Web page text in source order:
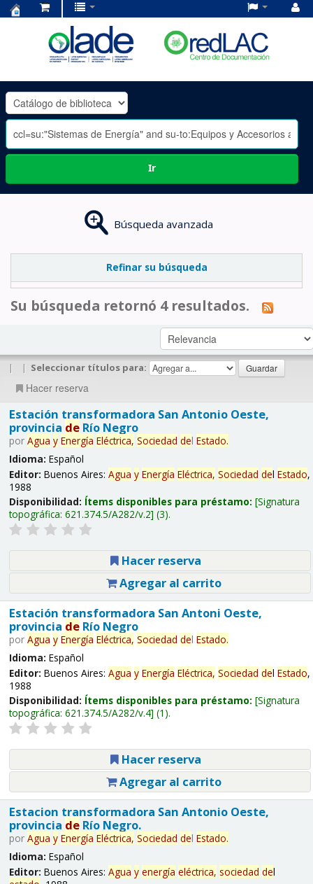
OLADE
-
Ir
Búsqueda avanzada
Refinar su búsqueda
Su búsqueda retornó 4 resultados.
| | Seleccionar títulos para:
Hacer reserva
Estación transformadora San Antonio Oeste,
provincia deRío Negro
por Agua y Energía Eléctrica, Sociedad del Estado.
Idioma: Español
Editor: Buenos Aires: Agua y Energía Eléctrica, Sociedad del Estado,
1988
Disponibilidad: Ítems disponibles para préstamo: Signatura
topográfica: 621.374.5/A282/v.2 (3).
Hacer reserva
Agregar al carrito
Estación transformadora San Antoni Oeste,
provincia deRío Negro
por Agua y Energía Eléctrica, Sociedad del Estado.
Idioma: Español
Editor: Buenos Aires: Agua y Energía Eléctrica, Sociedad del Estado,
1988
Disponibilidad: Ítems disponibles para préstamo: Signatura
topográfica: 621.374.5/A282/v.4 (1).
Hacer reserva
Agregar al carrito
Estacion transformadora San Antonio Oeste,
provincia deRío Negro.
por Agua y Energía Eléctrica, Sociedad del Estado.
Idioma: Español
Editor: Buenos Aires: Agua y energía eléctrica, sociedad del